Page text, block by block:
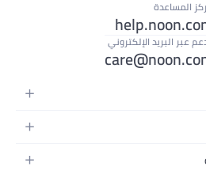
المساعدة
عبر البريد الإلكتروني